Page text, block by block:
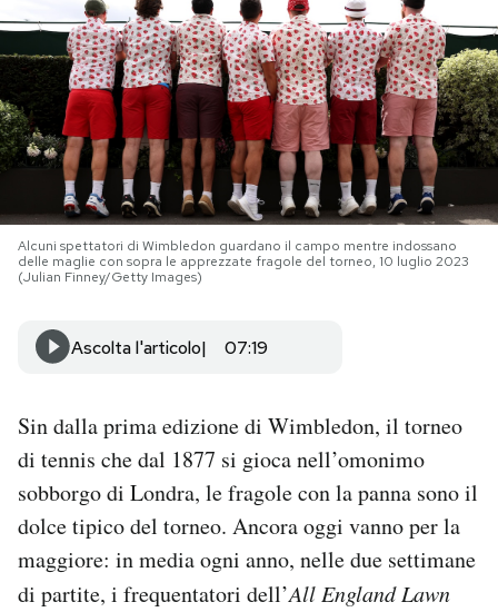
PODCAST
NEWSLETTER
I MIEI PREFERITI
SHOP
CALENDARIO
Notifiche mobile
Regala il Post
Hai bisogno di aiuto?
Esci
Alcuni spettatori di Wimbledon guardano il campo mentre indossano
delle maglie con sopra le apprezzate fragole del torneo, 10 luglio 2023
(Julian Finney/Getty Images)
Ascolta l'articolo 07:19
Sin dalla prima edizione di Wimbledon, il torneo
di tennis che dal 1877 si gioca nell’omonimo
sobborgo di Londra, le fragole con la panna sono il
dolce tipico del torneo. Ancora oggi vanno per la
maggiore: in media ogni anno, nelle due settimane
di partite, i frequentatori dell’All England Lawn